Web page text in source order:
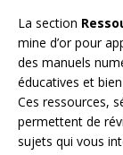
La section
mine d’or pour
des manuels
éducatives et
Ces ressources,
permettent de
sujets qui vous